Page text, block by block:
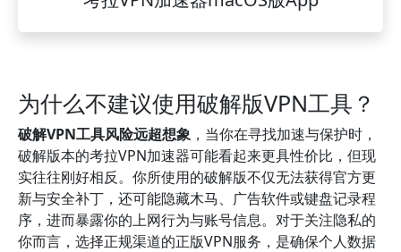
为什么不建议使用破解版VPN工具？
破解VPN工具风险远超想象 ，当你在寻找加速与保护时，
破解版本的考拉VPN加速器可能看起来更具性价比，但现
实往往刚好相反。你所使用的破解版不仅无法获得官方更
新与安全补丁，还可能隐藏木马、广告软件或键盘记录程
序，进而暴露你的上网行为与账号信息。对于关注隐私的
你而言，选择正规渠道的正版VPN服务，是确保个人数据